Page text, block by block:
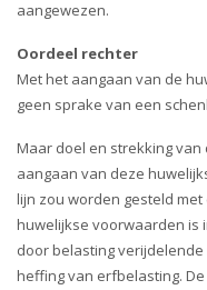
aangewezen.
Oordeel rechter
Met het aangaan van de
geen sprake van een
Maar doel en strekking
aangaan van deze
lijn zou worden gesteld
huwelijkse voorwaarden is
door belasting
heffing van erfbelasting.